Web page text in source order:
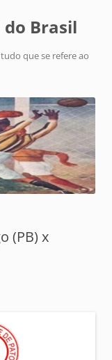
Brasil
que se refere ao
(PB) x